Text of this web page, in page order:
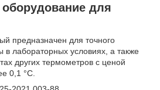
для
предназначен для точного
в лабораторных условиях, а также
других термометров с ценой
0,1 °С.